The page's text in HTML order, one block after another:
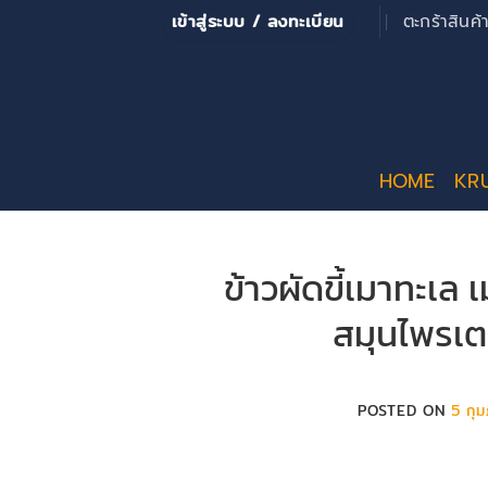
เข้าสู่ระบบ / ลงทะเบียน ตะกร้าสิน
HOME
ข้าวผัดขี้เมาทะเ
สมุนไพรเ
POSTED ON5 กุ